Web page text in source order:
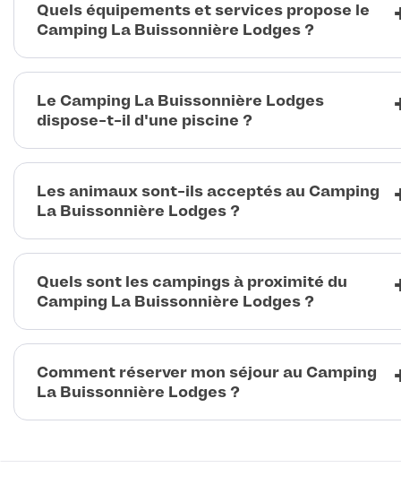
Quels équipements et services propose le
Camping La Buissonnière Lodges ?
Le Camping La Buissonnière Lodges
dispose-t-il d'une piscine ?
Les animaux sont-ils acceptés au Camping
La Buissonnière Lodges ?
Quels sont les campings à proximité du
Camping La Buissonnière Lodges ?
Comment réserver mon séjour au Camping
La Buissonnière Lodges ?